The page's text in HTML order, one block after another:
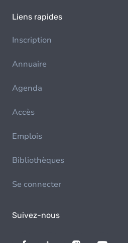
Liens rapides
Inscription
Annuaire
Agenda
Accès
Emplois
Bibliothèques
Se connecter
Suivez-nous